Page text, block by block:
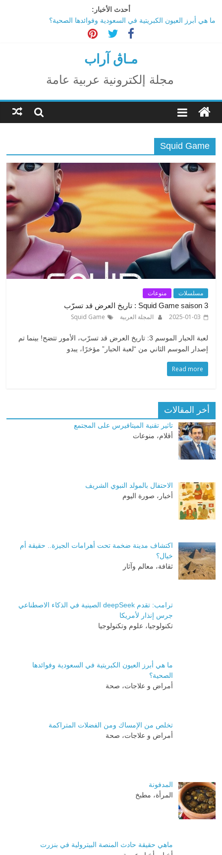
أحدث الأخبار:
ترامب: تقدم deepSeek الصينية في الذكاء الاصطناعي جرس إنذار
لأمريكا
ما هي أبرز العيون الكبريتية في السعودية وفوائدها الصحية؟
اكتشاف مدينة ضخمة تحت أهرامات الجيزة.. حقيقة أم خيال؟
مـاڨ آراب
مجلة إلكترونية عربية عامة
Squid Game
مسلسلات منوعات
Squid Game saison 3 : تاريخ العرض قد تسرّب
2025-01-03
المجلة العربية Squid Game
لعبة الحبار الموسم 3: تاريخ العرض قد تسرّب، الأمور تتضح! بينما تم
إصدار الموسم الثاني من “لعبة الحبار” مؤخرًا، يبدو
Read more
أخر المقالات
تاثير تقنية الميتافيرس على المجتمع
أقلام، منوعات
الاحتفال بالمولد النبوي الشريف
أخبار، صورة اليوم
اكتشاف مدينة ضخمة تحت أهرامات الجيزة.. حقيقة أم
خيال؟
ثقافة، معالم وآثار
ترامب: تقدم deepSeek الصينية في الذكاء الاصطناعي
جرس إنذار لأمريكا
تكنولوجيا، علوم وتكنولوجيا
ما هي أبرز العيون الكبريتية في السعودية وفوائدها
الصحية؟
أمراض و علاجات، صحة
تخلص من الإمساك ومن الفضلات المتراكمة
أمراض و علاجات، صحة
المدفونة
المرأة، مطبخ
ماهي حقيقة حادث المنصة البيترولية في بنزرت